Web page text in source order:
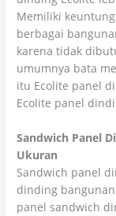
Memiliki
berbagai
karena tidak
umumnya bata
itu Ecolite panel
Ecolite panel
Sandwich Panel
Ukuran
Sandwich panel
dinding
panel sandwich